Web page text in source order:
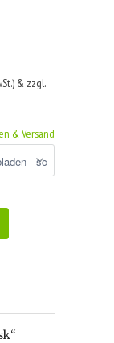
& zzgl.
& Versand